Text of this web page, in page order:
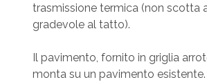
trasmissione termica (non scotta
gradevole al tatto).
Il pavimento, fornito in griglia
monta su un pavimento